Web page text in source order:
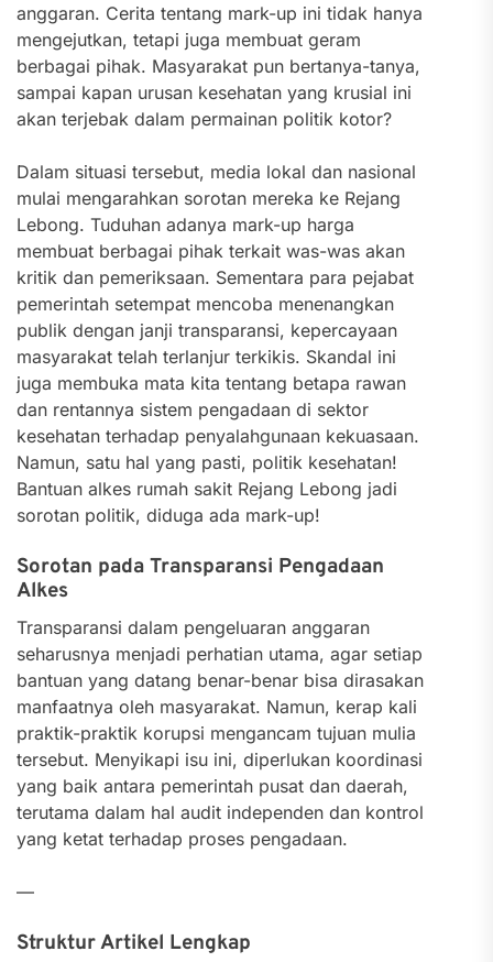
anggaran. Cerita tentang mark-up ini tidak hanya
mengejutkan, tetapi juga membuat geram
berbagai pihak. Masyarakat pun bertanya-tanya,
sampai kapan urusan kesehatan yang krusial ini
akan terjebak dalam permainan politik kotor?
Dalam situasi tersebut, media lokal dan nasional
mulai mengarahkan sorotan mereka ke Rejang
Lebong. Tuduhan adanya mark-up harga
membuat berbagai pihak terkait was-was akan
kritik dan pemeriksaan. Sementara para pejabat
pemerintah setempat mencoba menenangkan
publik dengan janji transparansi, kepercayaan
masyarakat telah terlanjur terkikis. Skandal ini
juga membuka mata kita tentang betapa rawan
dan rentannya sistem pengadaan di sektor
kesehatan terhadap penyalahgunaan kekuasaan.
Namun, satu hal yang pasti, politik kesehatan!
Bantuan alkes rumah sakit Rejang Lebong jadi
sorotan politik, diduga ada mark-up!
Sorotan pada Transparansi Pengadaan
Alkes
Transparansi dalam pengeluaran anggaran
seharusnya menjadi perhatian utama, agar setiap
bantuan yang datang benar-benar bisa dirasakan
manfaatnya oleh masyarakat. Namun, kerap kali
praktik-praktik korupsi mengancam tujuan mulia
tersebut. Menyikapi isu ini, diperlukan koordinasi
yang baik antara pemerintah pusat dan daerah,
terutama dalam hal audit independen dan kontrol
yang ketat terhadap proses pengadaan.
—
Struktur Artikel Lengkap